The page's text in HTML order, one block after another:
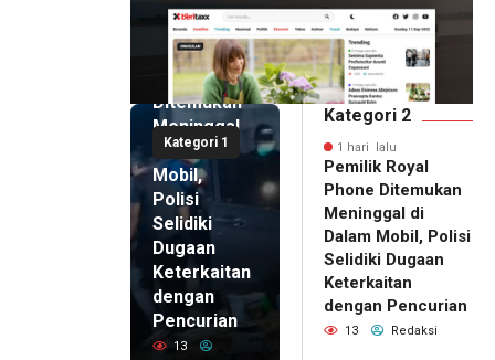
Kategori 1
1 hari lalu
Pemilik
Royal
Phone
Ditemukan
Meninggal
di Dalam
Mobil,
Polisi
Selidiki
Dugaan
Keterkaitan
dengan
Pencurian
13
Kategori 2
1 hari lalu
Pemilik Royal
Phone Ditemukan
Meninggal di
Dalam Mobil, Polisi
Selidiki Dugaan
Keterkaitan
dengan Pencurian
13 Redaksi